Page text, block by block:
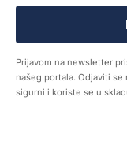
Prijavom na newsletter
našeg portala. Odjaviti
sigurni i koriste se u